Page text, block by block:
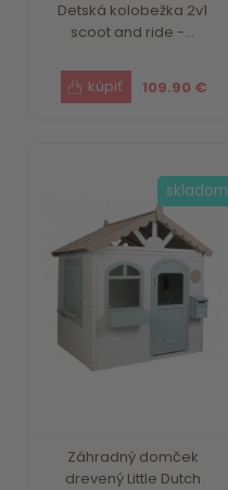
Detská kolobežka 2v1
scoot and ride -...
109.90 €
Záhradný domček
drevený Little Dutch
skladom